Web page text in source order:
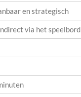
en strategisch
via het speelbord